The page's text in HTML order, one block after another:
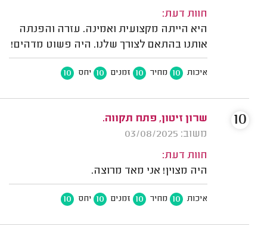
חוות דעת:
היא הייתה מקצועית ואמינה. עזרה והפנתה
אותנו בהתאם לצורך שלנו. היה פשוט מדהים!
איכות 10 מחיר 10 זמנים 10 יחס 10
שרון זיטון, פתח תקווה.
משוב: 03/08/2025
חוות דעת:
היה מצוין! אני מאד מרוצה.
איכות 10 מחיר 10 זמנים 10 יחס 10
10